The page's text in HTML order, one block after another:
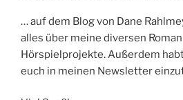
… auf dem Blog von Dane
alles über meine diversen
Hörspielprojekte. Außerdem
euch in meinen Newsletter